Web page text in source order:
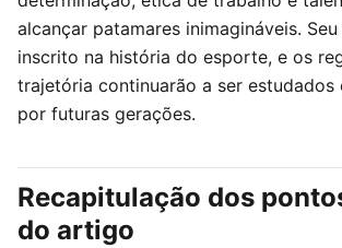
alcançar patamares inimagináveis.
inscrito na história do esporte, e os
trajetória continuarão a ser estudados
por futuras gerações.
Recapitulação dos
do artigo